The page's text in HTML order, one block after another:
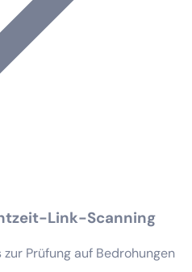
Link-Scanning
Prüfung auf Bedrohungen